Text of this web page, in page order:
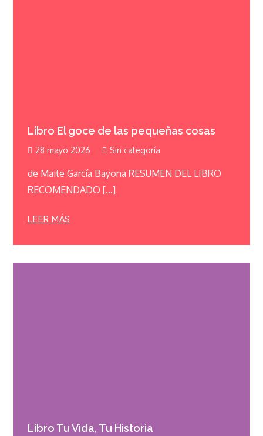
Libro El goce de las pequeñas cosas
28 mayo 2026 Sin categoría
de Maite García Bayona RESUMEN DEL LIBRO
RECOMENDADO […]
LEER MÁS
Libro Tu Vida, Tu Historia